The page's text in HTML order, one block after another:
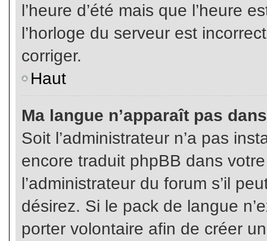
l’heure d’été mais que l’heure
l’horloge du serveur est
corriger.
Haut
Ma langue n’apparaît pas
Soit l’administrateur n’a pas
encore traduit phpBB dans
l’administrateur du forum s’il
désirez. Si le pack de langue
porter volontaire afin de créer